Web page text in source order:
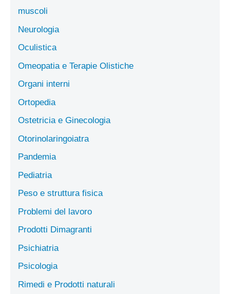
muscoli
Neurologia
Oculistica
Omeopatia e Terapie Olistiche
Organi interni
Ortopedia
Ostetricia e Ginecologia
Otorinolaringoiatra
Pandemia
Pediatria
Peso e struttura fisica
Problemi del lavoro
Prodotti Dimagranti
Psichiatria
Psicologia
Rimedi e Prodotti naturali